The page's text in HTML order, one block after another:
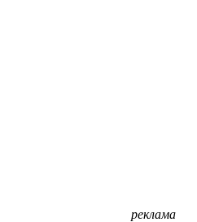
реклама
реклама